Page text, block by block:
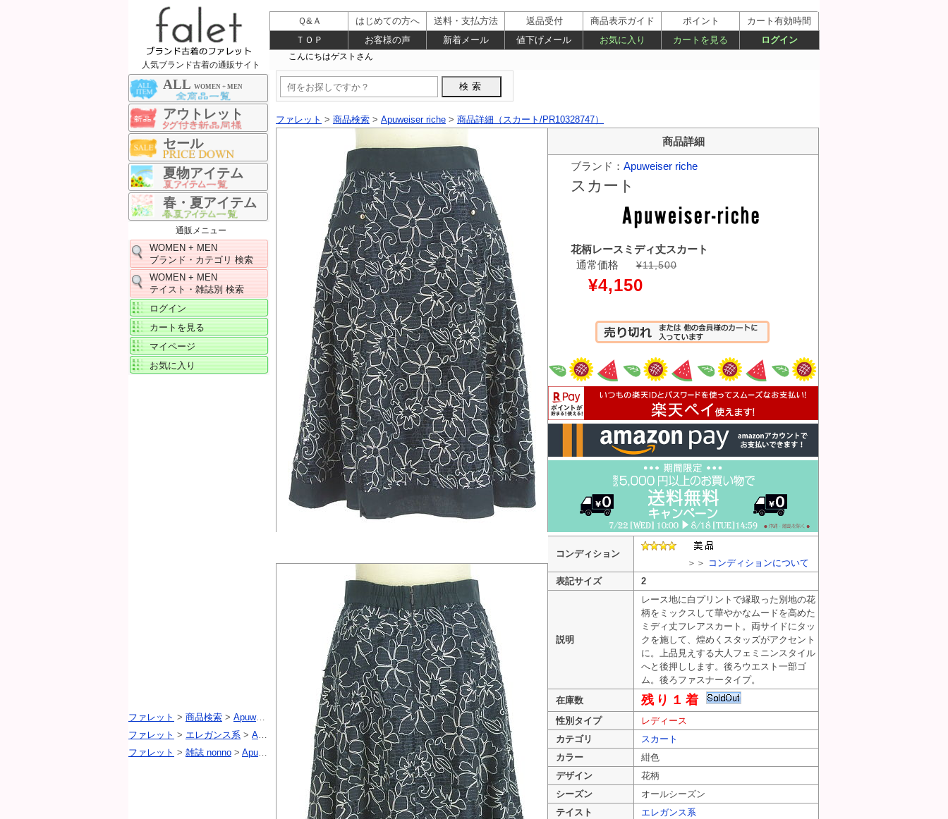
人気ブランド古着の通販サイト
ALL WOMEN + MEN
アウトレット
セール
夏物アイテム
春・夏アイテム
通販メニュー
WOMEN + MEN
ブランド・カテゴリ 検索
WOMEN + MEN
テイスト・雑誌別 検索
ログイン
カートを見る
マイページ
お気に入り
ファレット > 商品検索 > Apuweiser riche > 商品詳細（スカート/PR10328747）
商品詳細
ブランド： Apuweiser riche
スカート
花柄レースミディ丈スカート
通常価格
¥11,500
¥4,150
カートへ入れる
コンディション
＞＞ コンディションについて
表記サイズ
2
説明
レース地に白プリントで縁取った別地の花
柄をミックスして華やかなムードを高めた
ミディ丈フレアスカート。両サイドにタッ
クを施して、煌めくスタッズがアクセント
に。上品見えする大人フェミニンスタイル
へと後押しします。後ろウエスト一部ゴ
ム。後ろファスナータイプ。
在庫数
残り１着
性別タイプ
レディース
カテゴリ
スカート
カラー
紺色
デザイン
花柄
シーズン
オールシーズン
テイスト
エレガンス系
ファレット > 商品検索 > Apuweiser riche（アプワイザーリッシェ） >Apuweiser riche（アプワイザーリッシェ） PR10328747
ファレット > エレガンス系 > Apuweiser riche（アプワイザーリッシェ） >Apuweiser riche（アプワイザーリッシェ） PR10328747
ファレット > 雑誌 nonno > Apuweiser riche（アプワイザーリッシェ） >Apuweiser riche（アプワイザーリッシェ） PR10328747
Ｑ&Ａ はじめての方へ 送料・支払方法 返品受付 商品表示ガイド ポイント
カート有効時間
ＴＯＰ
お客様の声 新着メール 値下げメール お気に入り カートを見る ログイン